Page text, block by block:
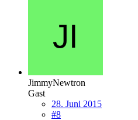
JimmyNewtron
Gast
28. Juni 2015
#8